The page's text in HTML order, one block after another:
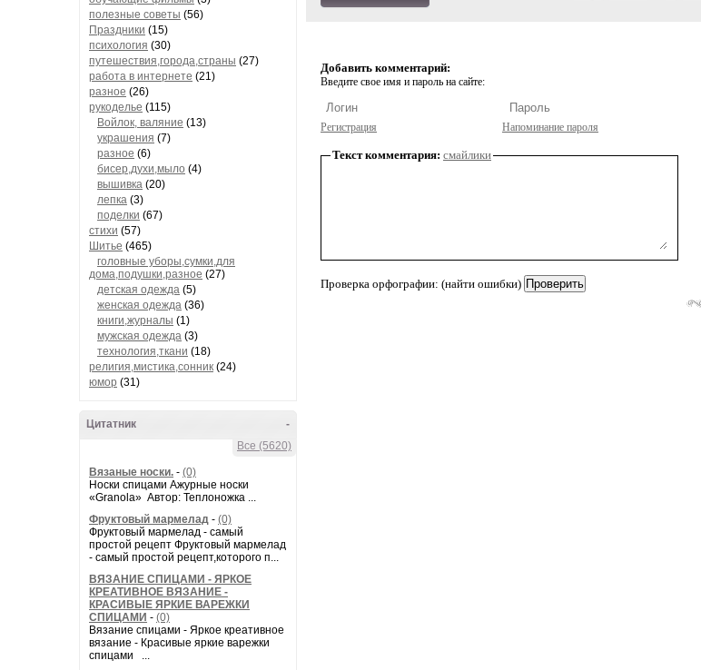
полезные советы (56)
Праздники (15)
психология (30)
путешествия,города,страны (27)
работа в интернете (21)
разное (26)
рукоделье (115)
Войлок, валяние (13)
украшения (7)
разное (6)
бисер,духи,мыло (4)
вышивка (20)
лепка (3)
поделки (67)
стихи (57)
Шитье (465)
головные уборы,сумки,для
дома,подушки,разное (27)
детская одежда (5)
женская одежда (36)
книги,журналы (1)
мужская одежда (3)
технология,ткани (18)
религия,мистика,сонник (24)
юмор (31)
-
Цитатник
Все (5620)
Вязаные носки. - (0)
Носки спицами Ажурные носки
«Granola» Автор: Теплоножка ...
Фруктовый мармелад - (0)
Фруктовый мармелад - самый
простой рецепт Фруктовый мармелад
- самый простой рецепт,которого п...
ВЯЗАНИЕ СПИЦАМИ - ЯРКОЕ
КРЕАТИВНОЕ ВЯЗАНИЕ -
КРАСИВЫЕ ЯРКИЕ ВАРЕЖКИ
СПИЦАМИ - (0)
Вязание спицами - Яркое креативное
вязание - Красивые яркие варежки
спицами ...
Добавить комментарий:
Введите свое имя и пароль на сайте:
Регистрация Напоминание пароля
Текст комментария: смайлики
Проверка орфографии: (найти ошибки)